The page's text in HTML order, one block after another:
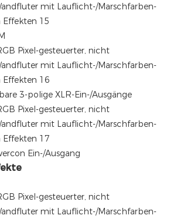
3-polige XLR-Ein-/Ausgänge
Ein-/Ausgang